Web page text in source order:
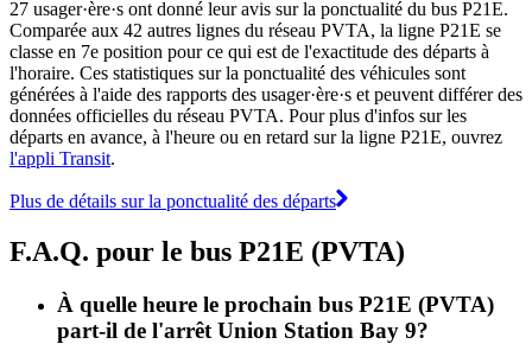
27 usager·ère·s ont donné leur avis sur la ponctualité du bus P21E.
Comparée aux 42 autres lignes du réseau PVTA, la ligne P21E se
classe en 7e position pour ce qui est de l'exactitude des départs à
l'horaire. Ces statistiques sur la ponctualité des véhicules sont
générées à l'aide des rapports des usager·ère·s et peuvent différer des
données officielles du réseau PVTA. Pour plus d'infos sur les
départs en avance, à l'heure ou en retard sur la ligne P21E, ouvrez
l'appli Transit.
Plus de détails sur la ponctualité des départs
F.A.Q. pour le bus P21E (PVTA)
À quelle heure le prochain bus P21E (PVTA)
part-il de l'arrêt Union Station Bay 9?